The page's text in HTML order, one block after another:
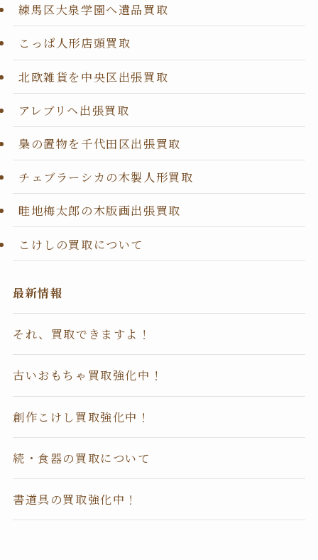
練馬区大泉学園へ遺品買取
こっぱ人形店頭買取
北欧雑貨を中央区出張買取
アレブリヘ出張買取
梟の置物を千代田区出張買取
チェブラーシカの木製人形買取
畦地梅太郎の木版画出張買取
こけしの買取について
最新情報
それ、買取できますよ！
古いおもちゃ買取強化中！
創作こけし買取強化中！
続・食器の買取について
書道具の買取強化中！